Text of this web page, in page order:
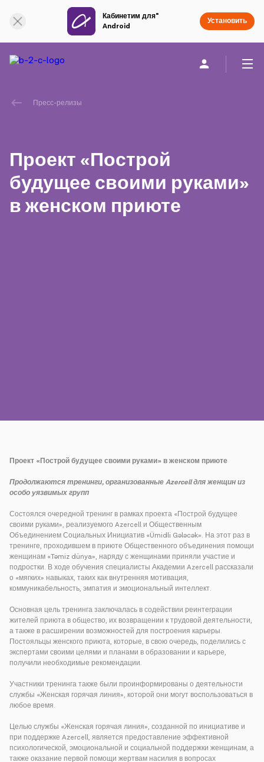
Кабинетим для"
Android
Установить
Частным клиентам
Социальная Ответственность
Устойчивое развитие
Пресс-релизы
Проект «Построй
будущее своими руками»
в женском приюте
Проект «Построй будущее своими руками» в женском приюте
Продолжаются тренинги, организованные Azercell для женщин из
особо уязвимых групп
Состоялся очередной тренинг в рамках проекта «Построй будущее
своими руками», реализуемого Azercell и Общественным
Объединением Социальных Инициатив «Ümidli Gələcək». На этот раз в
тренинге, проходившем в приюте Общественного объединения помощи
женщинам «Təmiz dünya», наряду с женщинами приняли участие и
подростки. В ходе обучения специалисты Академии Azercell рассказали
о «мягких» навыках, таких как внутренняя мотивация,
коммуникабельность, эмпатия и эмоциональный интеллект.
Основная цель тренинга заключалась в содействии реинтеграции
жителей приюта в общество, их возвращении к трудовой деятельности,
а также в расширении возможностей для построения карьеры.
Постояльцы женского приюта, которые, в свою очередь, поделились с
экспертами своими целями и планами в образовании и карьере,
получили необходимые рекомендации.
Участники тренинга также были проинформированы о деятельности
службы «Женская горячая линия», которой они могут воспользоваться в
любое время.
Целью службы «Женская горячая линия», созданной по инициативе и
при поддержке Azercell, является предоставление эффективной
психологической, эмоциональной и социальной поддержки женщинам, а
также оказание первой помощи жертвам насилия в вопросах
Онлайн поддержка